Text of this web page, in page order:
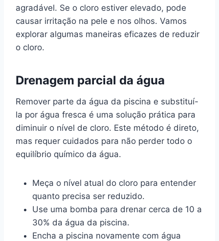
agradável. Se o cloro estiver elevado, pode
causar irritação na pele e nos olhos. Vamos
explorar algumas maneiras eficazes de reduzir
o cloro.
Drenagem parcial da água
Remover parte da água da piscina e substituí-
la por água fresca é uma solução prática para
diminuir o nível de cloro. Este método é direto,
mas requer cuidados para não perder todo o
equilíbrio químico da água.
Meça o nível atual do cloro para entender
quanto precisa ser reduzido.
Use uma bomba para drenar cerca de 10 a
30% da água da piscina.
Encha a piscina novamente com água